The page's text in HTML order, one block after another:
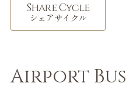
Share Cycle
シェアサイクル
Airport Bus